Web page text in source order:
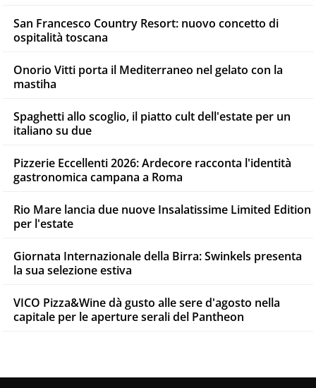
San Francesco Country Resort: nuovo concetto di
ospitalità toscana
Onorio Vitti porta il Mediterraneo nel gelato con la
mastiha
Spaghetti allo scoglio, il piatto cult dell'estate per un
italiano su due
Pizzerie Eccellenti 2026: Ardecore racconta l'identità
gastronomica campana a Roma
Rio Mare lancia due nuove Insalatissime Limited Edition
per l'estate
Giornata Internazionale della Birra: Swinkels presenta
la sua selezione estiva
VICO Pizza&Wine dà gusto alle sere d'agosto nella
capitale per le aperture serali del Pantheon